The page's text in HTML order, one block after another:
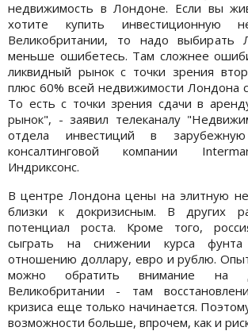
недвижимость в Лондоне. Если вы
хотите купить инвестиционную
Великобритании, то надо
меньше ошибетесь. Там сложнее
ликвидный рынок с точки зрения
плюс 60% всей недвижимости Лондона
То есть с точки зрения сдачи в
рынок", - заявил телеканалу
отдела инвестиций в
консалтинговой компании
Индриксонс.
В центре Лондона цены на элитную
близки к докризисным. В других
потенциал роста. Кроме того,
сыграть на снижении курса фунта
отношению доллару, евро и рублю.
можно обратить внимание на
Великобритании - там
кризиса еще только начинается.
возможности больше, впрочем, как и